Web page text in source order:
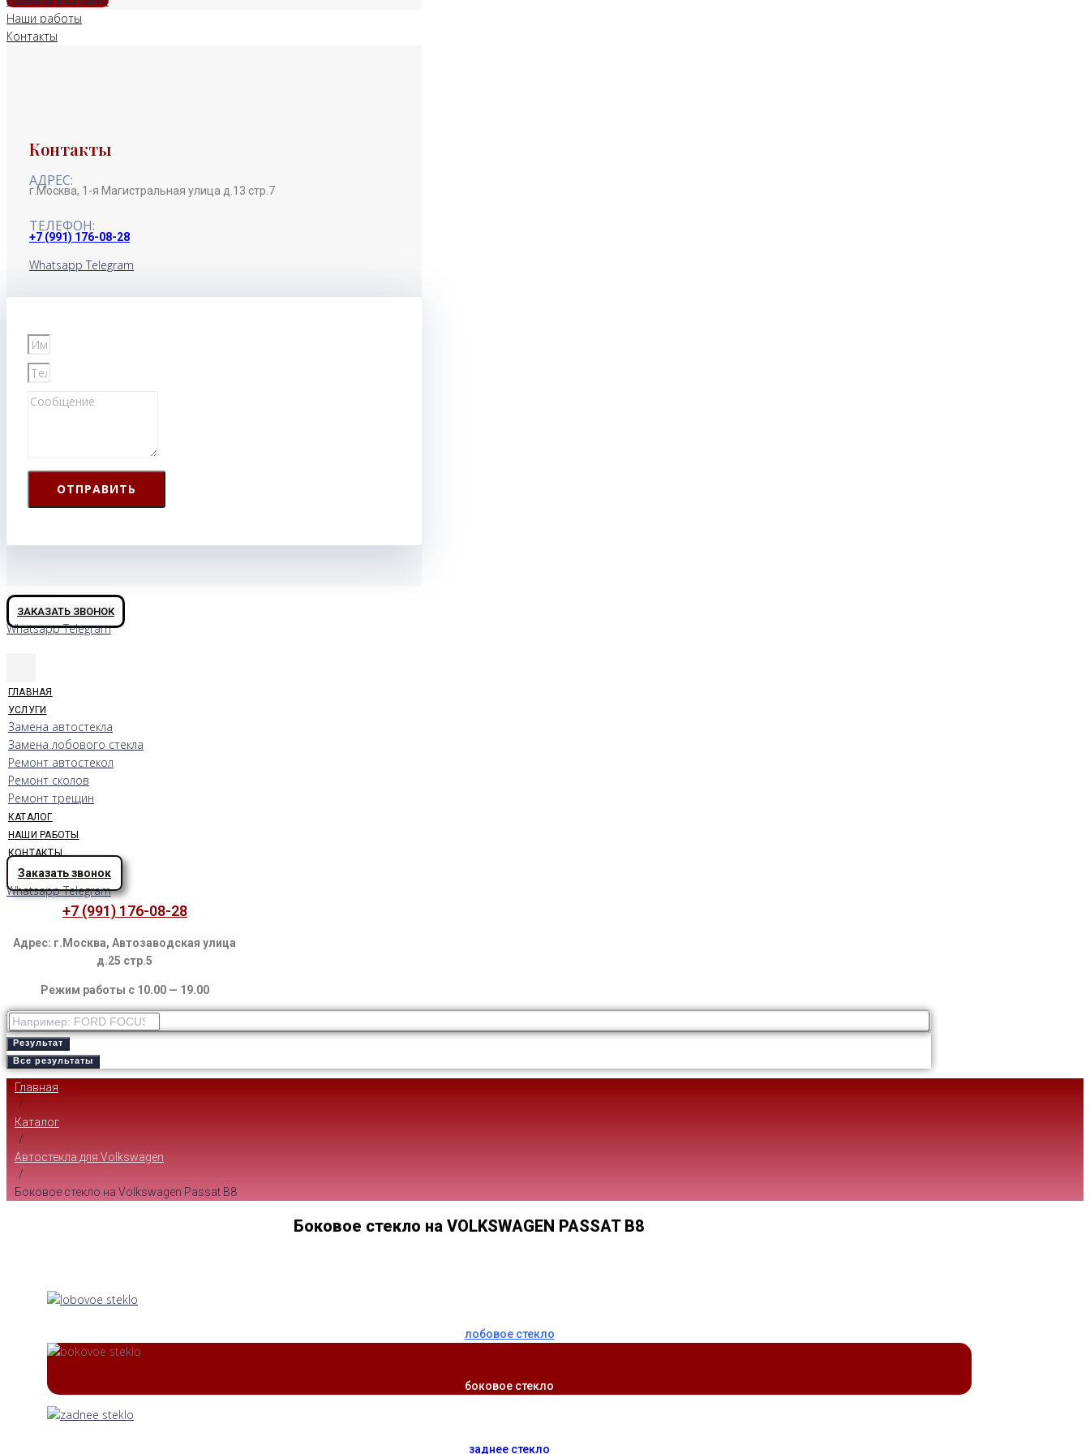
Наши работы
Контакты
Контакты
АДРЕС:
г.Москва, 1-я Магистральная улица д.13 стр.7
ТЕЛЕФОН:
+7 (991) 176-08-28
Whatsapp Telegram
ОТПРАВИТЬ
ЗАКАЗАТЬ ЗВОНОК
Whatsapp Telegram
ГЛАВНАЯ
УСЛУГИ
Замена автостекла
Замена лобового стекла
Ремонт автостекол
Ремонт сколов
Ремонт трещин
КАТАЛОГ
НАШИ РАБОТЫ
КОНТАКТЫ
Заказать звонок
Whatsapp Telegram
+7 (991) 176-08-28
Адрес: г.Москва, Автозаводская улица
д.25 стр.5
Режим работы с 10.00 — 19.00
Результат
Все результаты
Главная
/
Каталог
/
Автостекла для Volkswagen
/
Боковое стекло на Volkswagen Passat B8
Боковое стекло на VOLKSWAGEN PASSAT B8
лобовое стекло
боковое стекло
заднее стекло